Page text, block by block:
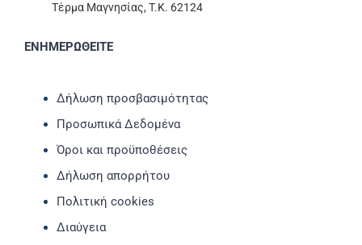
Τέρμα Μαγνησίας, T.K. 62124
ΕΝΗΜΕΡΩΘΕΙΤΕ
Δήλωση προσβασιμότητας
Προσωπικά Δεδομένα
Όροι και προϋποθέσεις
Δήλωση απορρήτου
Πολιτική cookies
Διαύγεια